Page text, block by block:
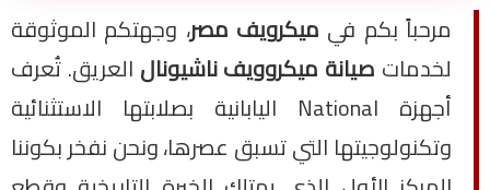
مرحباً بكم في ميكرويف مصر، وجهتكم الموثوقة
لخدمات صيانة ميكروويف ناشيونال العريق. تُعرف
أجهزة National اليابانية بصلابتها الاستثنائية
وتكنولوجيتها التي تسبق عصرها، ونحن نفخر بكوننا